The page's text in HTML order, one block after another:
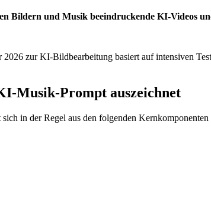
Bildern und Musik beeindruckende KI-Videos
2026 zur KI-Bildbearbeitung basiert auf intensiven
Musik-Prompt auszeichnet
in der Regel aus den folgenden Kernkomponenten